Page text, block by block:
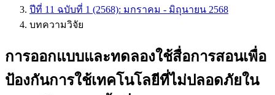
ปีที่ 11 ฉบับที่ 1 (2568): มกราคม - มิถุนายน 2568
บทความวิจัย
การออกแบบและทดลองใช้สื่อการสอนเพื่อ
ป้องกันการใช้เทคโนโลยีที่ไม่ปลอดภัยใน